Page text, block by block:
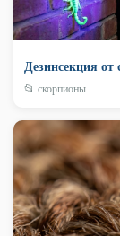
Дезинсекция
📂 скорпионы